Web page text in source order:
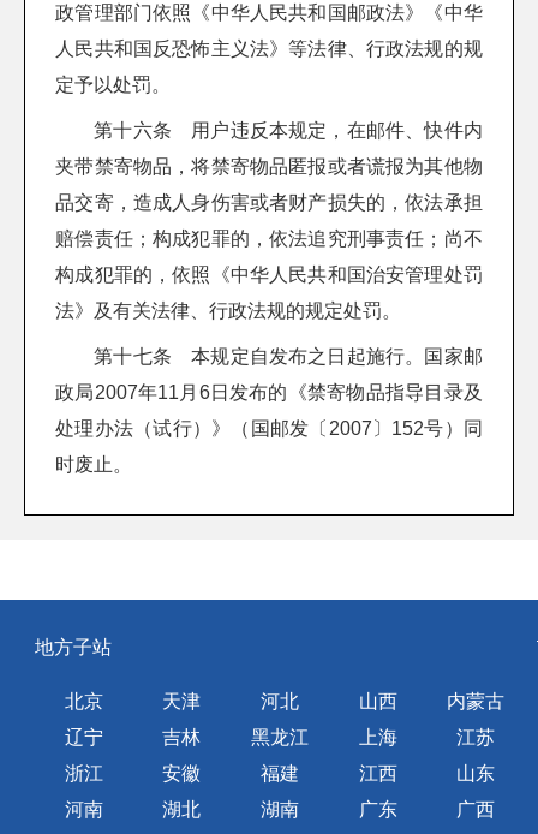
政管理部门依照《中华人民共和国邮政法》《中华
人民共和国反恐怖主义法》等法律、行政法规的规
定予以处罚。
第十六条 用户违反本规定，在邮件、快件内
夹带禁寄物品，将禁寄物品匿报或者谎报为其他物
品交寄，造成人身伤害或者财产损失的，依法承担
赔偿责任；构成犯罪的，依法追究刑事责任；尚不
构成犯罪的，依照《中华人民共和国治安管理处罚
法》及有关法律、行政法规的规定处罚。
第十七条 本规定自发布之日起施行。国家邮
政局2007年11月6日发布的《禁寄物品指导目录及
处理办法（试行）》（国邮发〔2007〕152号）同
时废止。
地方子站
北京 天津 河北 山西
内蒙古
辽宁
吉林 黑龙江 上海
江苏
浙江
安徽 福建 江西
山东
河南
湖北 湖南 广东 广西